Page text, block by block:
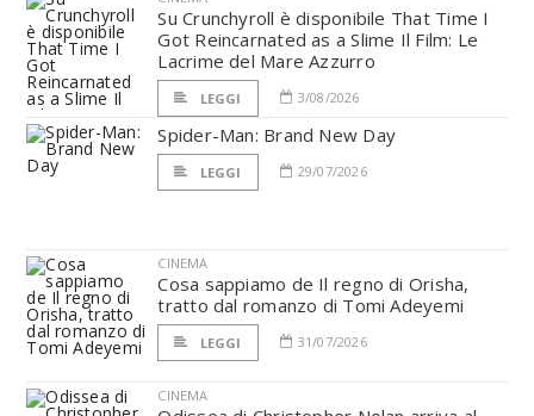
Su Crunchyroll è disponibile That Time I
Got Reincarnated as a Slime Il Film: Le
Lacrime del Mare Azzurro
LEGGI 3/08/2026
Spider-Man: Brand New Day
LEGGI 29/07/2026
CINEMA
Cosa sappiamo de Il regno di Orisha,
tratto dal romanzo di Tomi Adeyemi
LEGGI 31/07/2026
CINEMA